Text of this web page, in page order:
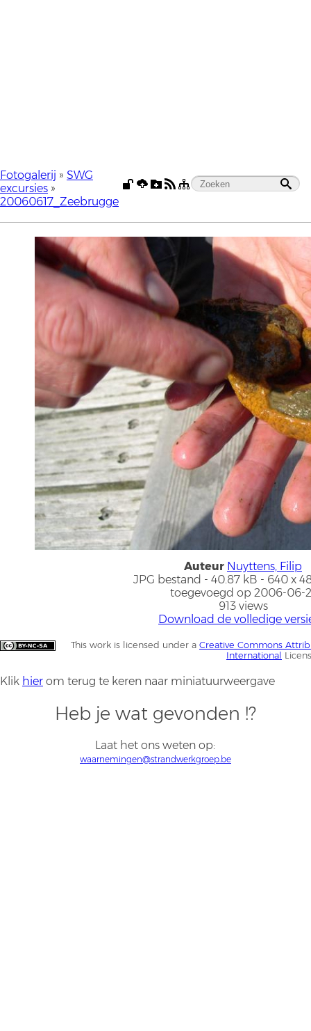
Fotogalerij » SWG
excursies »
20060617_Zeebrugge
Auteur Nuyttens, Filip
JPG bestand - 40.87 kB - 640 x
toegevoegd op 2006-06-
913 views
Download de volledige
This work is licensed under a Creative Commons
International
Klik hier om terug te keren naar miniatuurweergave
Heb je wat gevonden !?
Laat het ons weten op:
waarnemingen@strandwerkgroep.be